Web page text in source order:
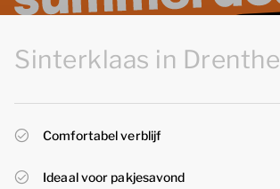
Sinterklaas in Drenthe
Comfortabel verblijf
Ideaal voor pakjesavond